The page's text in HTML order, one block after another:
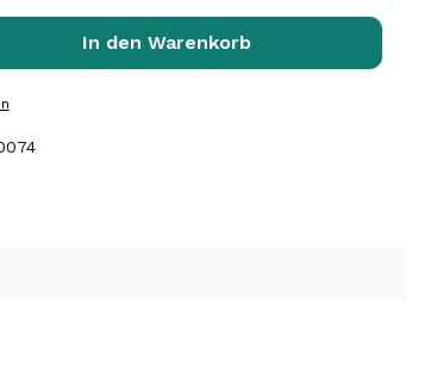
Wert ein oder benutze die
In den Warenkorb